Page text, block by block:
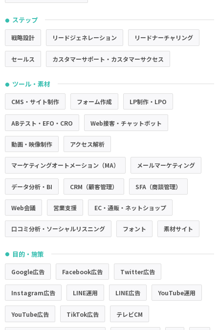
● ステップ
戦略設計 リードジェネレーション リードナーチャリング
セールス カスタマーサポート・カスタマーサクセス
● ツール・素材
CMS・サイト制作 フォーム作成 LP制作・LPO
ABテスト・EFO・CRO Web接客・チャットボット
動画・映像制作 アクセス解析
マーケティングオートメーション（MA） メールマーケティング
データ分析・BI CRM（顧客管理） SFA（商談管理）
Web会議 営業支援 EC・通販・ネットショップ
口コミ分析・ソーシャルリスニング フォント 素材サイト
● 目的・施策
Google広告 Facebook広告 Twitter広告
Instagram広告 LINE運用 LINE広告 YouTube運用
YouTube広告 TikTok広告 テレビCM